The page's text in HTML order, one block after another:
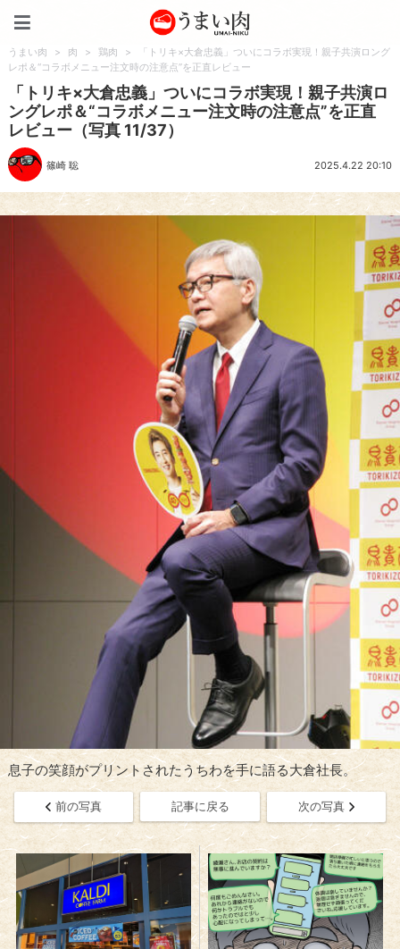
うまい肉 > 肉 > 鶏肉 >
「トリキ×大倉忠義」ついにコラボ実現！親子共演ロング
レポ＆“コラボメニュー注文時の注意点”を正直レビュー
「トリキ×大倉忠義」ついにコラボ実現！親子共演ロ
ングレポ＆“コラボメニュー注文時の注意点”を正直
レビュー（写真 11/37）
篠崎 聡 2025.4.22 20:10
息子の笑顔がプリントされたうちわを手に語る大倉社長。
前の写真 記事に戻る 次の写真